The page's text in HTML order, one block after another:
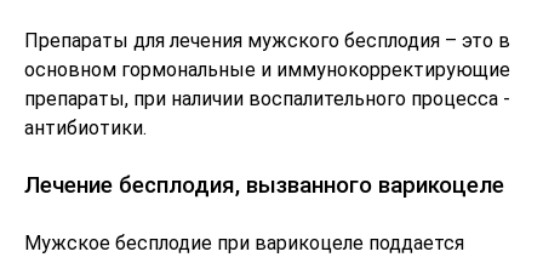
Препараты для лечения мужского бесплодия – это в
основном гормональные и иммунокорректирующие
препараты, при наличии воспалительного процесса -
антибиотики.
Лечение бесплодия, вызванного варикоцеле
Мужское бесплодие при варикоцеле поддается